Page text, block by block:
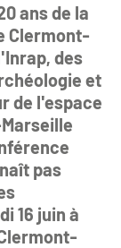
ans de la
Clermont-
des
et
de l'espace
pas
16 juin à